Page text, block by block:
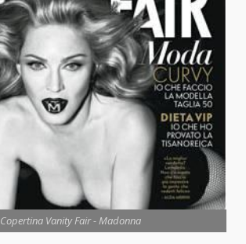
Copertina Vanity Fair - Madonna